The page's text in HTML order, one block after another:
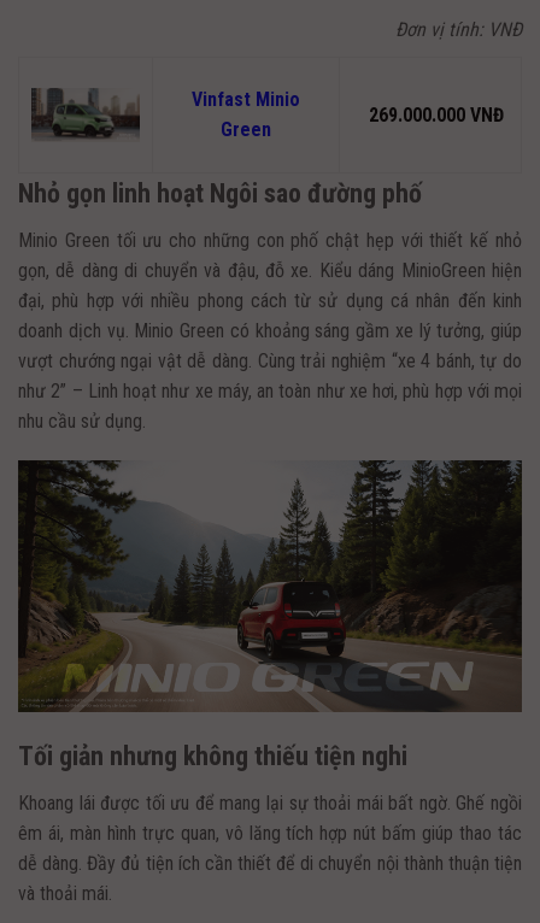
Đơn vị tính: VNĐ
Vinfast Minio
Green
269.000.000 VNĐ
Nhỏ gọn linh hoạt Ngôi sao đường phố
Minio Green tối ưu cho những con phố chật hẹp với thiết kế nhỏ
gọn, dễ dàng di chuyển và đậu, đỗ xe. Kiểu dáng MinioGreen hiện
đại, phù hợp với nhiều phong cách từ sử dụng cá nhân đến kinh
doanh dịch vụ. Minio Green có khoảng sáng gầm xe lý tưởng, giúp
vượt chướng ngại vật dễ dàng. Cùng trải nghiệm “xe 4 bánh, tự do
như 2” – Linh hoạt như xe máy, an toàn như xe hơi, phù hợp với mọi
nhu cầu sử dụng.
Tối giản nhưng không thiếu tiện nghi
Khoang lái được tối ưu để mang lại sự thoải mái bất ngờ. Ghế ngồi
êm ái, màn hình trực quan, vô lăng tích hợp nút bấm giúp thao tác
dễ dàng. Đầy đủ tiện ích cần thiết để di chuyển nội thành thuận tiện
và thoải mái.